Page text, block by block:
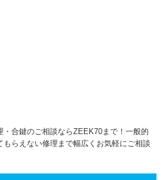
合鍵のご相談ならZEEK70まで！一般的
らえない修理まで幅広くお気軽にご相談